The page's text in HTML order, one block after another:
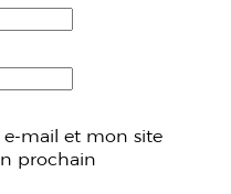
mail et mon site
prochain